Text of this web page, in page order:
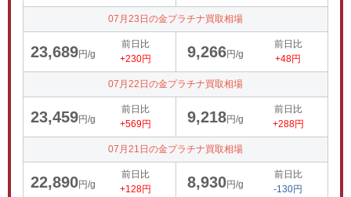
07月23日の金プラチナ買取相場
23,689円/g
前日比
+230円
9,266円/g
前日比
+48円
07月22日の金プラチナ買取相場
23,459円/g
前日比
+569円
9,218円/g
前日比
+288円
07月21日の金プラチナ買取相場
22,890円/g
前日比
+128円
8,930円/g
前日比
-130円